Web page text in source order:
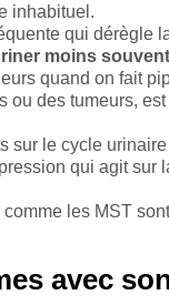
inhabituel.
qui dérègle
moins souvent
quand on fait
des tumeurs,
sur le cycle
qui agit sur
les MST
avec